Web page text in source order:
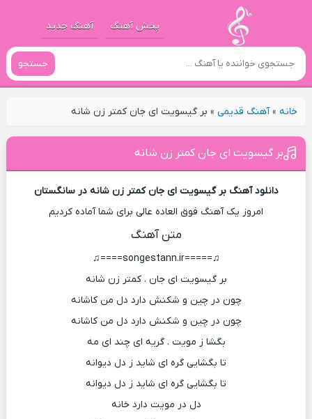
پخش آهنگ آهنگ جدید
جستجو
خانه»آهنگ قدیمی» بر گیسویت ای جان کمتر زن شانه
بر گیسویت ای جان کمتر زن شانه
دانلود آهنگ بر گیسویت ای جان کمتر زن شانه در سانگستان
امروز یک آهنگ فوق العاده عالی برای شما آماده کردیم
متن آهنگ
♫=====songestann.ir====♫
بر گیسویت ای جان . کمتر زن شانه
چون در چین و شکنش دارد دل من کاشانه
چون در چین و شکنش دارد دل من کاشانه
بگشا ز مویت . گریه ای چند ای مه
تا بگشایی گره ای شاید ز دل دیوانه
تا بگشایی گره ای شاید ز دل دیوانه
دل در مویت دارد خانه